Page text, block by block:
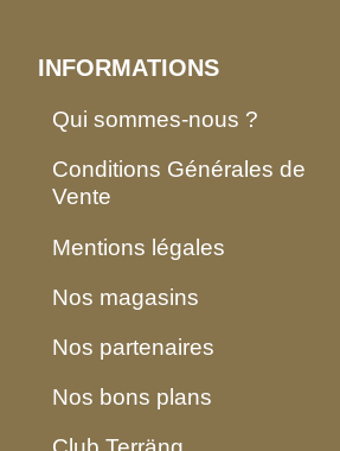
INFORMATIONS
Qui sommes-nous ?
Conditions Générales de
Vente
Mentions légales
Nos magasins
Nos partenaires
Nos bons plans